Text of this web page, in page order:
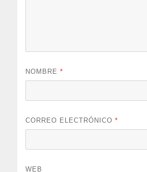
NOMBRE*
CORREO ELECTRÓNICO*
WEB